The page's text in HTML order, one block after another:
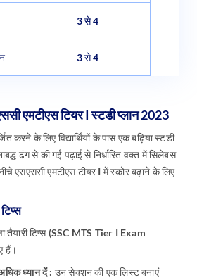
3 से 4
3 से 4
एमटीएस टियर I स्टडी प्लान 2023
करने के लिए विद्यार्थियों के पास एक बढ़िया स्टडी
ढंग से की गई पढ़ाई से निर्धारित वक्त में सिलेबस
एसएससी एमटीएस टीयर I में स्कोर बढ़ाने के लिए
तैयारी टिप्स (SSC MTS Tier I Exam
हैं।
ध्यान दें : उन सेक्शन की एक लिस्ट बनाएं